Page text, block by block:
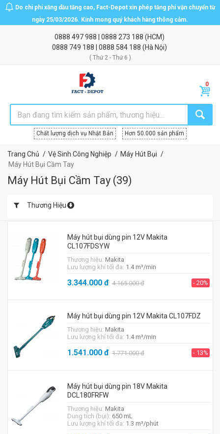
Do chi phí xăng dầu tăng cao, Fact-Depot xin phép tăng phí vận chuyển từ
ngày 25/03/2026. Kính mong quý khách hàng thông cảm.
0888 497 988 0888 273 188 (HCM)
0888 749 188
0888 584 188 (Hà Nội)
( Thứ 2 - Thứ 6 )
Chất lượng dịch vụ Nhật Bản Hơn 50.000 sản phẩm
Trang Chủ Vệ Sinh Công Nghiệp
Máy Hút Bụi
Máy Hút Bụi Cầm Tay
Máy Hút Bụi Cầm Tay (39)
Thương Hiệu
Máy hút bụi dùng pin 12V Makita
CL107FDSYW
Thương hiệu: Makita
Lưu lượng khí tối đa: 1.4 m³/min
3.344.000đ 4.165.000đ - 20%
Máy hút bụi dùng pin 12V Makita CL107FDZ
Thương hiệu: Makita
Lưu lượng khí tối đa: 1.4 m³/min
1.541.000đ 1.771.000đ - 13%
Máy hút bụi dùng pin 18V Makita
DCL180FRFW
Thương hiệu: Makita
Dung tích (bụi): 650 mL
Lưu lượng khí tối đa: 1.3 m³/phút